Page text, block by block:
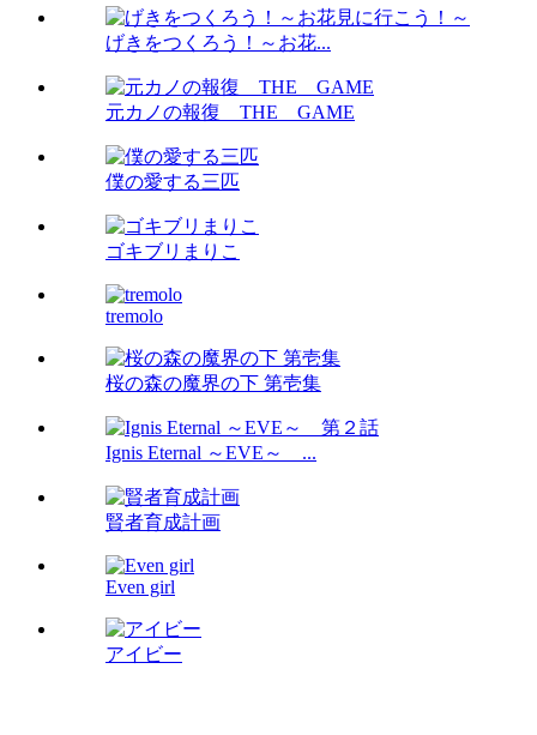
げきをつくろう！～お花...
元カノの報復 THE GAME
僕の愛する三匹
ゴキブリまりこ
tremolo
桜の森の魔界の下 第壱集
Ignis Eternal ～EVE～ ...
賢者育成計画
Even girl
アイビー